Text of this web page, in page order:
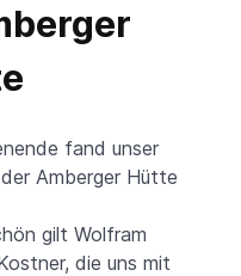
fand unser
Amberger Hütte
gilt Wolfram
die uns mit